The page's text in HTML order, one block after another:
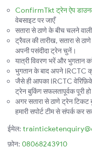
ConfirmTkt ट्रेन ऐप
वेबसाइट पर जाएँ
सतारा से ठाणे के बीच चलने
ट्रैवल की तारीख, सतारा से
अपनी पसंदीदा ट्रेन चुनें।
यात्री विवरण भरें और भुगतान
भुगतान के बाद अपने IRCTC
जैसे ही आपका IRCTC
ट्रेन बुकिंग सफलतापूर्वक पूरी हो
अगर सतारा से ठाणे ट्रेन टिकट
हमारी सपोर्ट टीम से संपर्क कर
ईमेल:
फ़ोन: 08068243910